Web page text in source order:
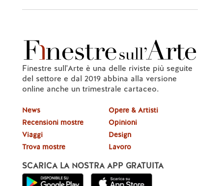
Finestre sull'Arte è una delle riviste più seguite
del settore e dal 2019 abbina alla versione
online anche un trimestrale cartaceo.
News
Recensioni mostre
Viaggi
Trova mostre
Opere & Artisti
Opinioni
Design
Lavoro
SCARICA LA NOSTRA APP GRATUITA